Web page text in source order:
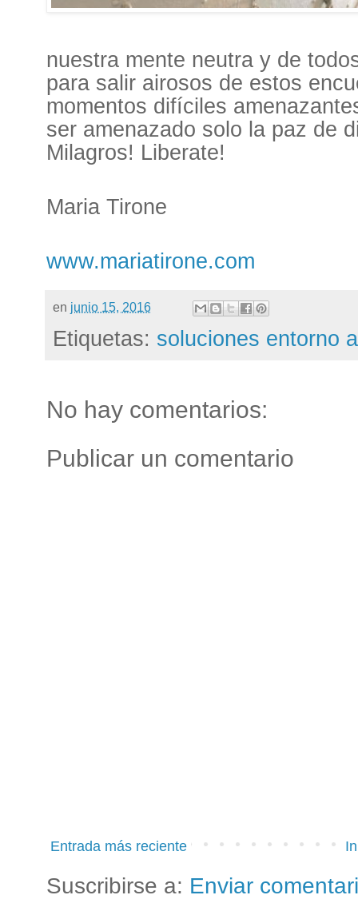
nuestra mente neutra y de
para salir airosos de estos
momentos difíciles
ser amenazado solo la paz de
Milagros! Liberate!
Maria Tirone
www.mariatirone.com
en junio 15, 2016
Etiquetas: soluciones entorno
No hay comentarios:
Publicar un comentario
Entrada más reciente
Suscribirse a: Enviar